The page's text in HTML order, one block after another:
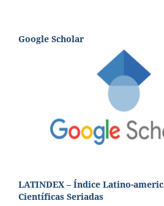
Google Scholar
LATINDEX – Índice Latino-
Científicas Seriadas